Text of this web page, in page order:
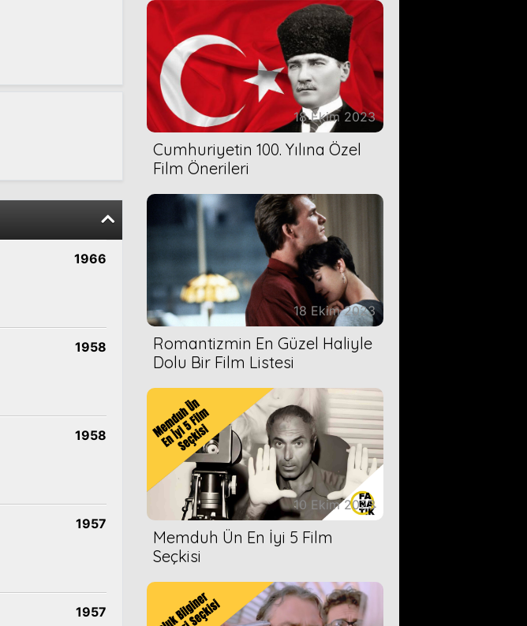
1966
1958
1958
1957
1957
18 Ekim 2023
Cumhuriyetin 100. Yılına Özel
Film Önerileri
18 Ekim 2023
Romantizmin En Güzel Haliyle
Dolu Bir Film Listesi
10 Ekim 2023
Memduh Ün En İyi 5 Film
Seçkisi